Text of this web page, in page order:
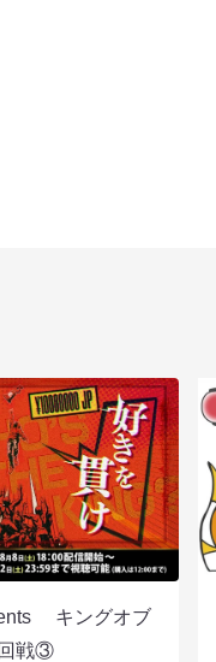
キングオブ
回戦③